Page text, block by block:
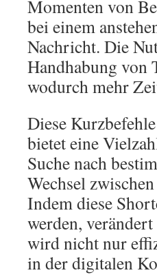
Momenten von
bei einem
Nachricht. Die
Handhabung von
wodurch mehr
Diese
bietet eine
Suche nach
Wechsel
Indem diese
werden,
wird nicht nur
in der digitalen